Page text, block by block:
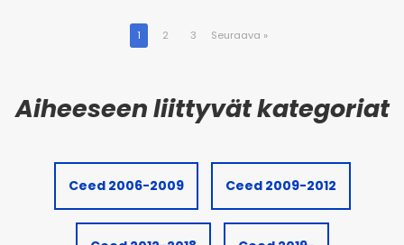
1 2 3 Seuraava »
Ceed 2006-2009 Ceed 2009-2012